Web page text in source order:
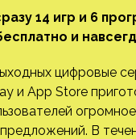
14 игр и 6
и
цифровые
и App Store
В